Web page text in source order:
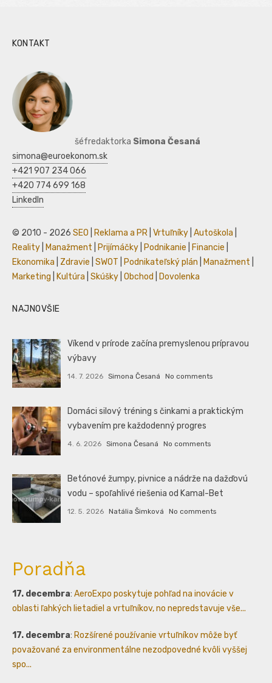
KONTAKT
šéfredaktorka Simona Česaná
simona@euroekonom.sk
+421 907 234 066
+420 774 699 168
LinkedIn
© 2010 - 2026 SEO Reklama a PR Vrtuľníky Autoškola
Reality
Manažment Prijímáčky Podnikanie Financie
Ekonomika
Zdravie SWOT Podnikateľský plán Manažment
Marketing
Kultúra Skúšky Obchod Dovolenka
NAJNOVŠIE
Víkend v prírode začína premyslenou prípravou
výbavy
14. 7. 2026 Simona Česaná No comments
Domáci silový tréning s činkami a praktickým
vybavením pre každodenný progres
4. 6. 2026 Simona Česaná No comments
Betónové žumpy, pivnice a nádrže na dažďovú
vodu – spoľahlivé riešenia od Kamal-Bet
12. 5. 2026 Natália Šimková No comments
Poradňa
17. decembra: AeroExpo poskytuje pohľad na inovácie v
oblasti ľahkých lietadiel a vrtuľníkov, no nepredstavuje vše...
17. decembra: Rozšírené používanie vrtuľníkov môže byť
považované za environmentálne nezodpovedné kvôli vyššej
spo...